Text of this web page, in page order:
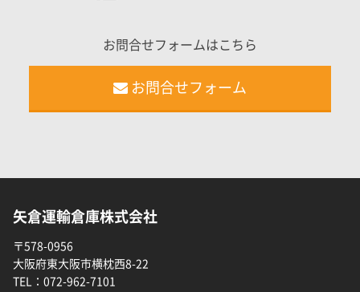
お問合せフォームはこちら
お問合せフォーム
矢倉運輸倉庫株式会社
〒578-0956
大阪府東大阪市横枕西8-22
TEL： 072-962-7101